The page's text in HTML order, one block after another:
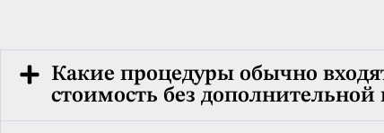
Какие процедуры обычно
стоимость без дополнительной